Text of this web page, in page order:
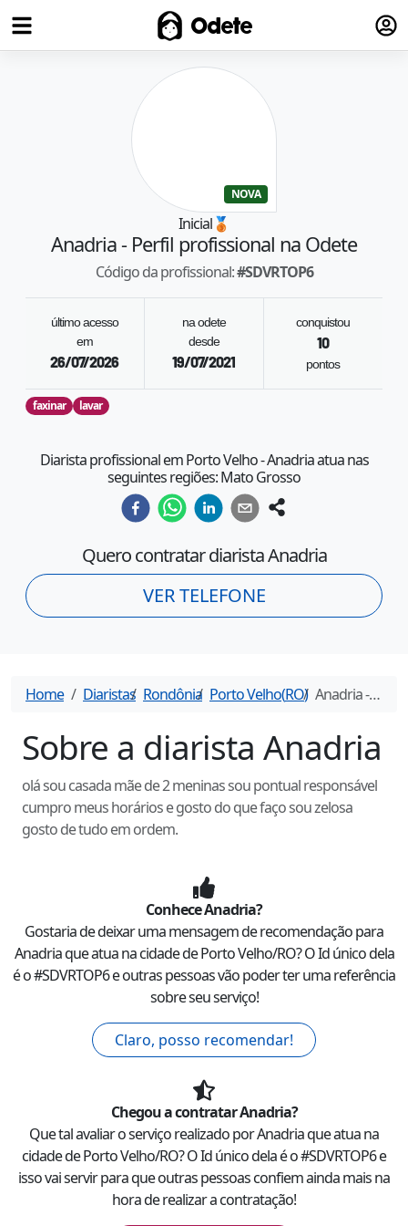
Odete
NOVA
Inicial🥉
Anadria- Perfil profissional na Odete
Código da profissional:#SDVRTOP6
último acesso
em
26/07/2026
na odete
desde
19/07/2021
conquistou
10
pontos
faxinar lavar
Diarista profissional em Porto Velho - Anadria atua nas
seguintes regiões: Mato Grosso
Quero contratar diaristaAnadria
VER TELEFONE
Home Diaristas Rondônia Porto Velho(RO) Anadria- Diarista em
Sobre a diarista Anadria
olá sou casada mãe de 2 meninas sou pontual responsável
cumpro meus horários e gosto do que faço sou zelosa
gosto de tudo em ordem.
ConheceAnadria?
Gostaria de deixar uma mensagem de recomendação para
Anadriaque atua na cidade dePorto Velho/RO? O Id único dela
é o #SDVRTOP6e outras pessoas vão poder ter uma referência
sobre seu serviço!
Claro, posso recomendar!
Chegou a contratarAnadria?
Que tal avaliar o serviço realizado porAnadriaque atua na
cidade dePorto Velho/RO? O Id único dela é o #SDVRTOP6e
isso vai servir para que outras pessoas confiem ainda mais na
hora de realizar a contratação!